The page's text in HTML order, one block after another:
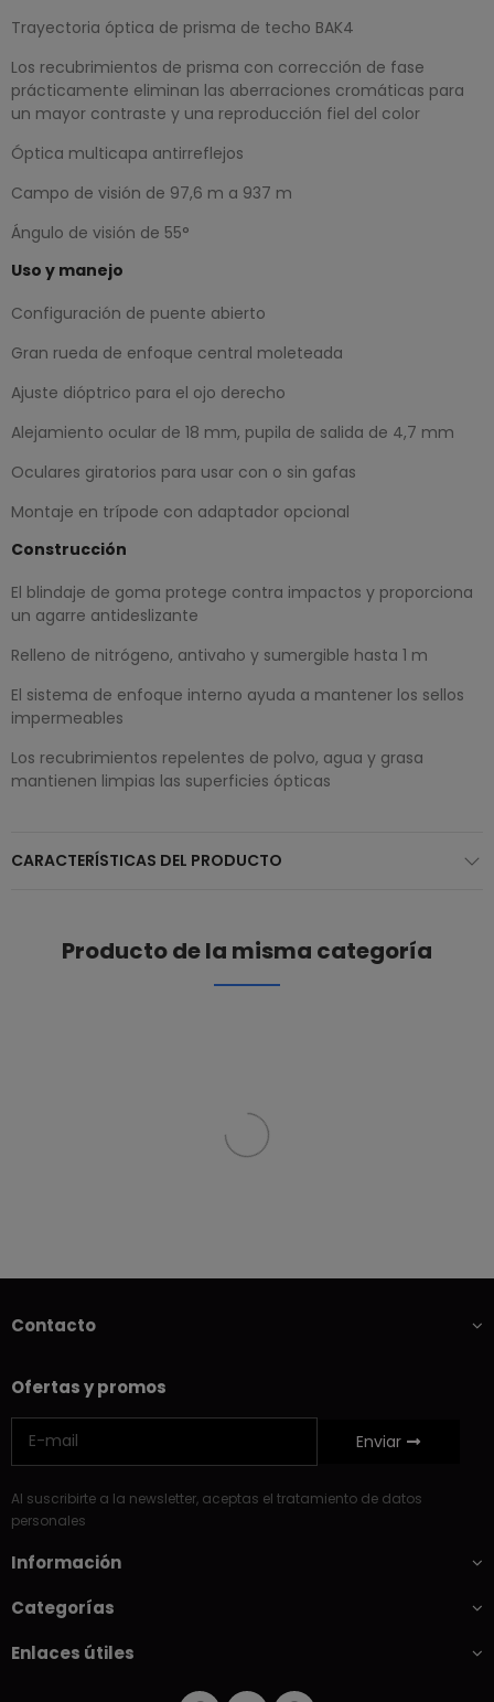
Trayectoria óptica de prisma de techo BAK4
Los recubrimientos de prisma con corrección de fase
prácticamente eliminan las aberraciones cromáticas para
un mayor contraste y una reproducción fiel del color
Óptica multicapa antirreflejos
Campo de visión de 97,6 m a 937 m
Ángulo de visión de 55°
Uso y manejo
Configuración de puente abierto
Gran rueda de enfoque central moleteada
Ajuste dióptrico para el ojo derecho
Alejamiento ocular de 18 mm, pupila de salida de 4,7 mm
Oculares giratorios para usar con o sin gafas
Montaje en trípode con adaptador opcional
Construcción
El blindaje de goma protege contra impactos y proporciona
un agarre antideslizante
Relleno de nitrógeno, antivaho y sumergible hasta 1 m
El sistema de enfoque interno ayuda a mantener los sellos
impermeables
Los recubrimientos repelentes de polvo, agua y grasa
mantienen limpias las superficies ópticas
CARACTERÍSTICAS DEL PRODUCTO
Producto de la misma categoría
Contacto
Ofertas y promos
Enviar
Al suscribirte a la newsletter, aceptas el tratamiento de datos
personales
Información
Categorías
Enlaces útiles